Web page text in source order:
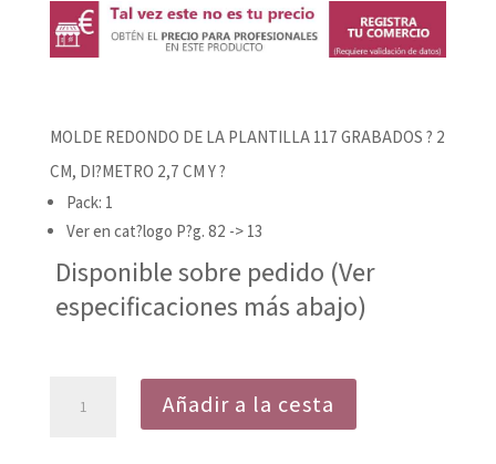
MOLDE REDONDO DE LA PLANTILLA 117 GRABADOS ? 2
CM, DI?METRO 2,7 CM Y ?
Pack: 1
Ver en cat?logo P?g. 82 -> 13
Disponible sobre pedido (Ver
especificaciones más abajo)
Añadir a la cesta